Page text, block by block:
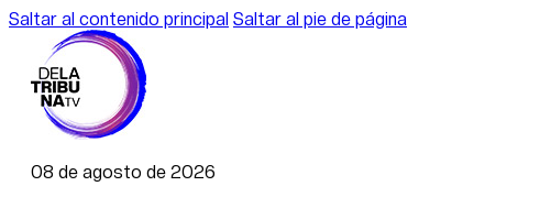
Saltar al contenido principal Saltar al pie de página
08 de agosto de 2026